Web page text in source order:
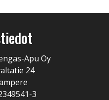
Apu Oy
24
3